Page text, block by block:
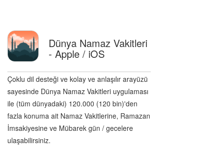
Dünya Namaz Vakitleri
- Apple / iOS
Çoklu dil desteği ve kolay ve anlaşılır arayüzü
sayesinde Dünya Namaz Vakitleri uygulaması
ile (tüm dünyadaki) 120.000 (120 bin)'den
fazla konuma ait Namaz Vakitlerine, Ramazan
İmsakiyesine ve Mübarek gün / gecelere
ulaşabilirsiniz.